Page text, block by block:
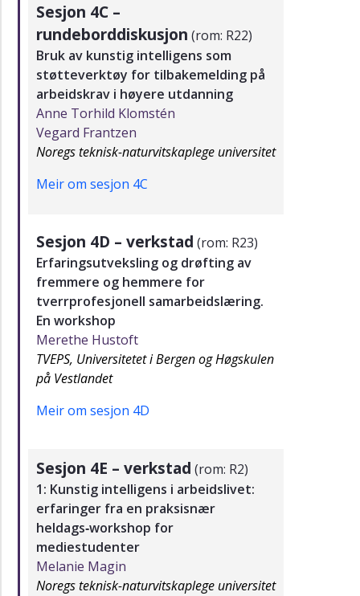
Sesjon 4C –
rundeborddiskusjon (rom: R22)
Bruk av kunstig intelligens som
støtteverktøy for tilbakemelding på
arbeidskrav i høyere utdanning
Anne Torhild Klomstén
Vegard Frantzen
Noregs teknisk-naturvitskaplege universitet
Meir om sesjon 4C
Sesjon 4D – verkstad (rom: R23)
Erfaringsutveksling og drøfting av
fremmere og hemmere for
tverrprofesjonell samarbeidslæring.
En workshop
Merethe Hustoft
TVEPS, Universitetet i Bergen og Høgskulen
på Vestlandet
Meir om sesjon 4D
Sesjon 4E – verkstad (rom: R2)
1: Kunstig intelligens i arbeidslivet:
erfaringer fra en praksisnær
heldags‑workshop for
mediestudenter
Melanie Magin
Noregs teknisk-naturvitskaplege universitet